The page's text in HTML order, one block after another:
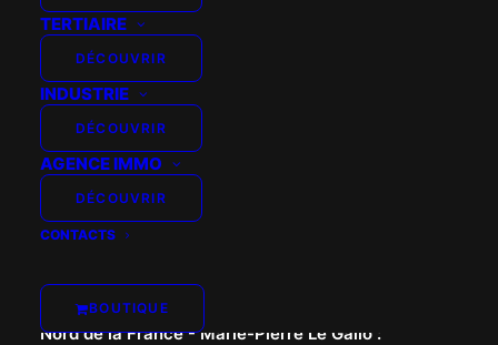
TERTIAIRE
DÉCOUVRIR
INDUSTRIE
DÉCOUVRIR
AGENCE IMMO
DÉCOUVRIR
CONTACTS
BOUTIQUE
Nord de la France -Marie-Pierre Le Gallo :